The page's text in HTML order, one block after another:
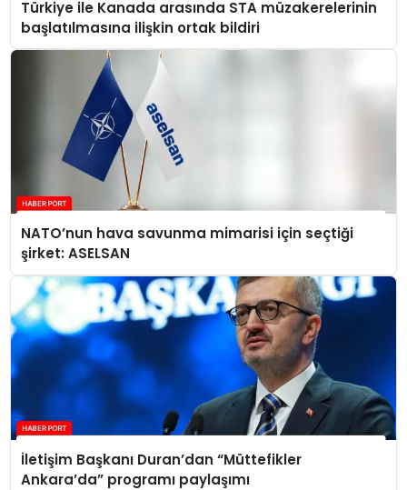
Türkiye ile Kanada arasında STA müzakerelerinin
başlatılmasına ilişkin ortak bildiri
NATO’nun hava savunma mimarisi için seçtiği
şirket: ASELSAN
İletişim Başkanı Duran’dan “Müttefikler
Ankara’da” programı paylaşımı